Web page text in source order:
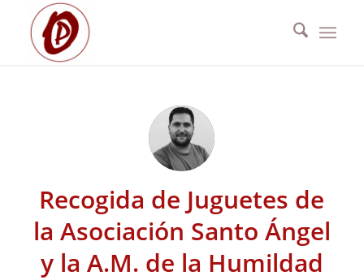
Recogida de Juguetes de
la Asociación Santo Ángel
y la A.M. de la Humildad